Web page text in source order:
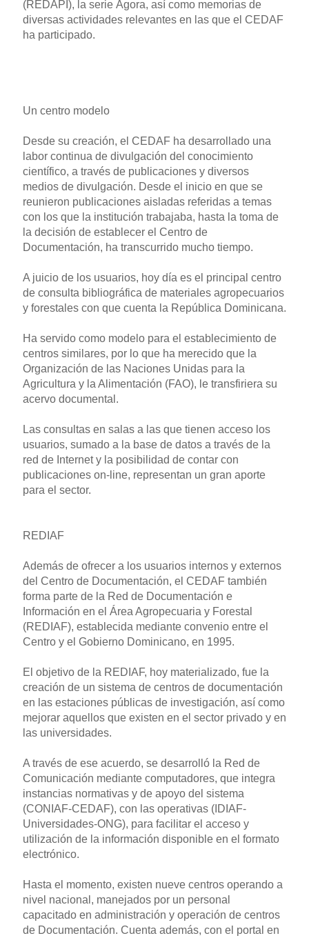
(REDAPI), la serie Ágora, así como memorias de
diversas actividades relevantes en las que el CEDAF
ha participado.
Un centro modelo
Desde su creación, el CEDAF ha desarrollado una
labor continua de divulgación del conocimiento
científico, a través de publicaciones y diversos
medios de divulgación. Desde el inicio en que se
reunieron publicaciones aisladas referidas a temas
con los que la institución trabajaba, hasta la toma de
la decisión de establecer el Centro de
Documentación, ha transcurrido mucho tiempo.
A juicio de los usuarios, hoy día es el principal centro
de consulta bibliográfica de materiales agropecuarios
y forestales con que cuenta la República Dominicana.
Ha servido como modelo para el establecimiento de
centros similares, por lo que ha merecido que la
Organización de las Naciones Unidas para la
Agricultura y la Alimentación (FAO), le transfiriera su
acervo documental.
Las consultas en salas a las que tienen acceso los
usuarios, sumado a la base de datos a través de la
red de Internet y la posibilidad de contar con
publicaciones on-line, representan un gran aporte
para el sector.
REDIAF
Además de ofrecer a los usuarios internos y externos
del Centro de Documentación, el CEDAF también
forma parte de la Red de Documentación e
Información en el Área Agropecuaria y Forestal
(REDIAF), establecida mediante convenio entre el
Centro y el Gobierno Dominicano, en 1995.
El objetivo de la REDIAF, hoy materializado, fue la
creación de un sistema de centros de documentación
en las estaciones públicas de investigación, así como
mejorar aquellos que existen en el sector privado y en
las universidades.
A través de ese acuerdo, se desarrolló la Red de
Comunicación mediante computadores, que integra
instancias normativas y de apoyo del sistema
(CONIAF-CEDAF), con las operativas (IDIAF-
Universidades-ONG), para facilitar el acceso y
utilización de la información disponible en el formato
electrónico.
Hasta el momento, existen nueve centros operando a
nivel nacional, manejados por un personal
capacitado en administración y operación de centros
de Documentación. Cuenta además, con el portal en